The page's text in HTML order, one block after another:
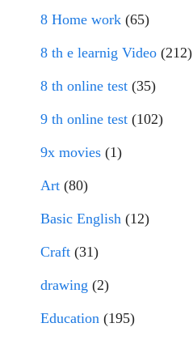
8 Home work (65)
8 th e learnig Video (212)
8 th online test (35)
9 th online test (102)
9x movies (1)
Art (80)
Basic English (12)
Craft (31)
drawing (2)
Education (195)